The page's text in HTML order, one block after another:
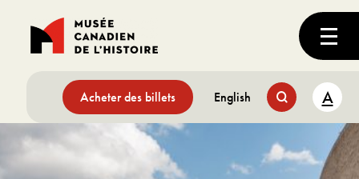
Acheter des billets English A